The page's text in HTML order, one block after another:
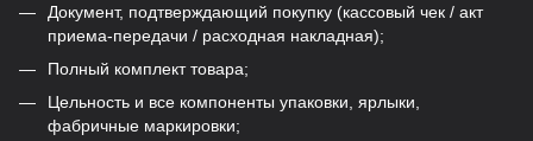
Документ, подтверждающий покупку (кассовый чек / акт
приема-передачи / расходная накладная);
Полный комплект товара;
Цельность и все компоненты упаковки, ярлыки,
фабричные маркировки;